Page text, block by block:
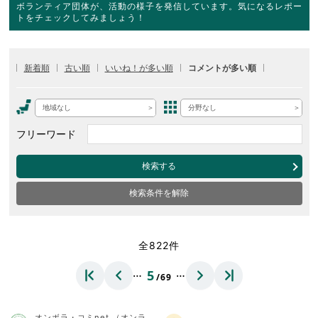
ボランティア団体が、活動の様子を発信しています。気になるレポー
トをチェックしてみましょう！
新着順 古い順 いいね！が多い順 コメントが多い順
地域なし 分野なし
フリーワード
検索する
検索条件を解除
全822件
… 5/69 …